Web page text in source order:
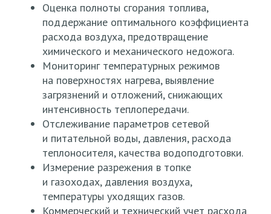
Оценка полноты сгорания топлива,
поддержание оптимального коэффициента
расхода воздуха, предотвращение
химического и механического недожога.
Мониторинг температурных режимов
на поверхностях нагрева, выявление
загрязнений и отложений, снижающих
интенсивность теплопередачи.
Отслеживание параметров сетевой
и питательной воды, давления, расхода
теплоносителя, качества водоподготовки.
Измерение разрежения в топке
и газоходах, давления воздуха,
температуры уходящих газов.
Коммерческий и технический учет расхода